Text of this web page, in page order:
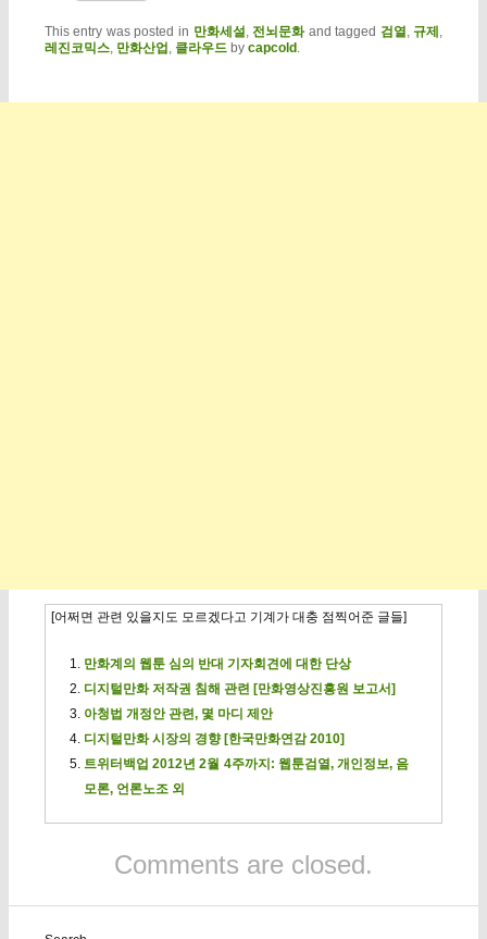
This entry was posted in 만화세설, 전뇌문화and tagged 검열, 규제 ,
레진코믹스, 만화산업 , 클라우드by capcold .
[어쩌면 관련 있을지도 모르겠다고 기계가 대충 점찍어준 글들]
만화계의 웹툰 심의 반대 기자회견에 대한 단상
디지털만화 저작권 침해 관련 [만화영상진흥원 보고서]
아청법 개정안 관련, 몇 마디 제안
디지털만화 시장의 경향 [한국만화연감 2010]
트위터백업 2012년 2월 4주까지: 웹툰검열, 개인정보, 음
모론, 언론노조 외
Comments are closed.